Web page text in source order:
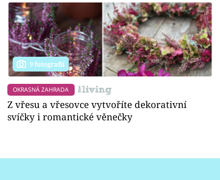
9 fotografií
OKRASNÁ ZAHRADA
Z vřesu a vřesovce vytvoříte dekorativní
svíčky i romantické věnečky